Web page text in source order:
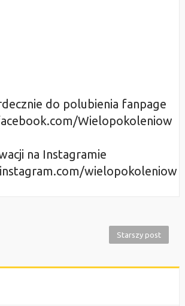
do polubienia fanpage
Wielopokoleniow
na Instagramie
wielopokoleniow
Starszy post